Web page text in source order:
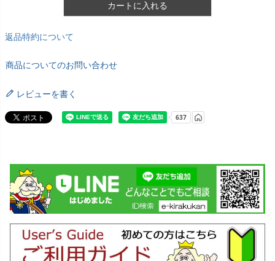
カートに入れる
返品特約について
商品についてのお問い合わせ
レビューを書く